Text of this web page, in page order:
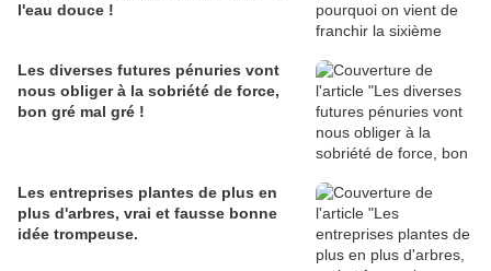
l'eau douce !
Les diverses futures pénuries vont
nous obliger à la sobriété de force,
bon gré mal gré !
Les entreprises plantes de plus en
plus d'arbres, vrai et fausse bonne
idée trompeuse.